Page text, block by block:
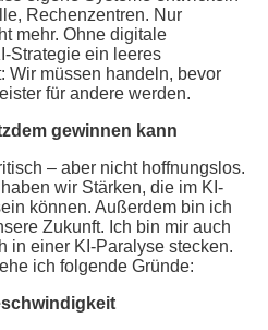
Rechenzentren. Nur
mehr. Ohne digitale
Strategie ein leeres
Wir müssen handeln, bevor
für andere werden.
gewinnen kann
– aber nicht hoffnungslos.
wir Stärken, die im KI-
können. Außerdem bin ich
Zukunft. Ich bin mir auch
in einer KI-Paralyse stecken.
ich folgende Gründe: